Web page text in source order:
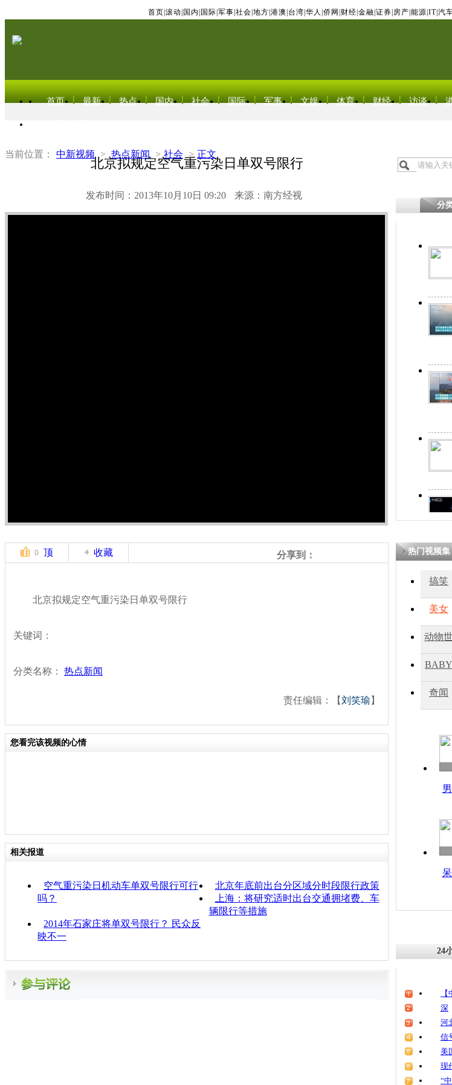
首页 滚动 国内 国际 军事 社会 地方 港澳 台湾 华人 侨网 财经 金融 证券 房产 能源 IT| 汽
首页 最新 热点 国内 社会 国际 军事 文娱 体育 财经 访谈
当前位置： 中新视频 > 热点新闻 > 社会 > 正文
北京拟规定空气重污染日单双号限行
发布时间：2013年10月10日 09:20 来源：南方经视
分
0 顶 收藏 分享到：
北京拟规定空气重污染日单双号限行
关键词：
分类名称： 热点新闻
责任编辑：【刘笑瑜 】
您看完该视频的心情
相关报道
空气重污染日机动车单双号限行可行
吗？
北京年底前出台分区域分时段限行政策
上海：将研究适时出台交通拥堵费、车
辆限行等措施
2014年石家庄将单双号限行？ 民众反
映不一
热门视频集
搞笑
美女
动物
BABY
秀
奇闻
24
深
河
信
美
现
“